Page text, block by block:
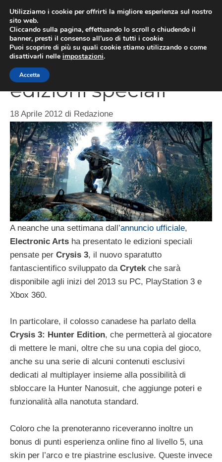
contenuto
Crysis 3, svelate le
edizioni speciali
18 Aprile 2012 di Redazione
A neanche una settimana dall’annuncio ufficiale,
Electronic Arts ha presentato le edizioni speciali
pensate per Crysis 3, il nuovo sparatutto
fantascientifico sviluppato da Crytekche sarà
disponibile agli inizi del 2013 su PC, PlayStation 3 e
Xbox 360.
In particolare, il colosso canadese ha parlato della
Crysis 3: Hunter Edition, che permetterà al giocatore
di mettere le mani, oltre che su una copia del gioco,
anche su una serie di alcuni contenuti esclusivi
dedicati al multiplayer insieme alla possibilità di
sbloccare la Hunter Nanosuit, che aggiunge poteri e
funzionalità alla nanotuta standard.
Coloro che la prenoteranno riceveranno inoltre un
bonus di punti esperienza online fino al livello 5, una
skin per l’arco e tre piastrine esclusive. Queste invece
Utilizziamo i cookie per offrirti la migliore esperienza sul nostro
sito web.
Cliccando sulla pagina, effettuando lo scroll o chiudendo il
banner, presti il consenso all’uso di tutti i cookie
Puoi scoprire di più su quali cookie stiamo utilizzando o come
disattivarli nelle impostazioni.
Accetta